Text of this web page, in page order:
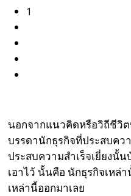
1
นอกจากแนวคิดหรือวิถีชีวิต
บรรดานักธุรกิจที่ประสบคว
ประสบความสำเร็จเยี่ยงนั้
เอาไว้ นั้นคือ นักธุรกิจเหล่
เหล่านี้ออกมาเลย